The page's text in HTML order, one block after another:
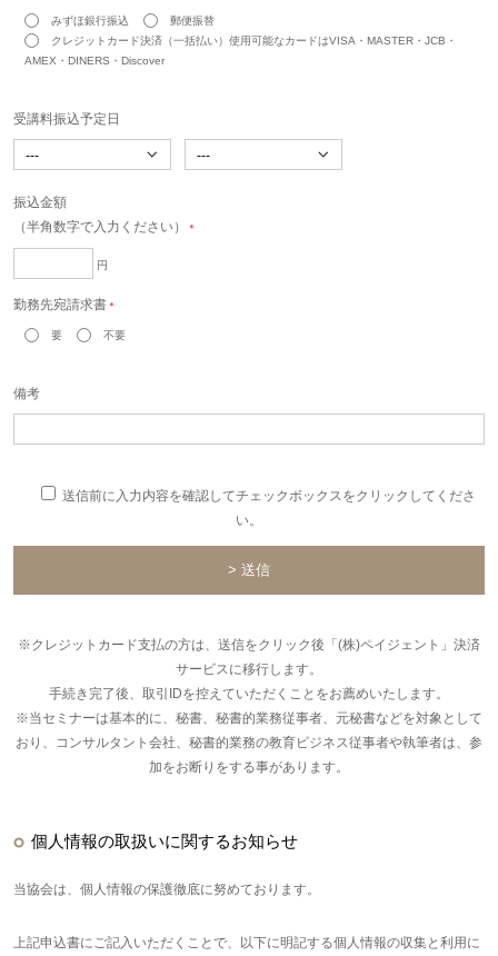
みずほ銀行振込
郵便振替
クレジットカード決済（一括払い）使用可能なカードはVISA・MASTER・JCB・
AMEX・DINERS・Discover
受講料振込予定日
振込金額
（半角数字で入力ください）
＊
円
勤務先宛請求書 ＊
要 不要
備考
送信前に入力内容を確認してチェックボックスをクリックしてくださ
い。
※クレジットカード支払の方は、送信をクリック後「(株)ペイジェント」決済
サービスに移行します。
手続き完了後、取引IDを控えていただくことをお薦めいたします。
※当セミナーは基本的に、秘書、秘書的業務従事者、元秘書などを対象として
おり、コンサルタント会社、秘書的業務の教育ビジネス従事者や執筆者は、参
加をお断りをする事があります。
個人情報の取扱いに関するお知らせ
当協会は、個人情報の保護徹底に努めております。
上記申込書にご記入いただくことで、以下に明記する個人情報の収集と利用に